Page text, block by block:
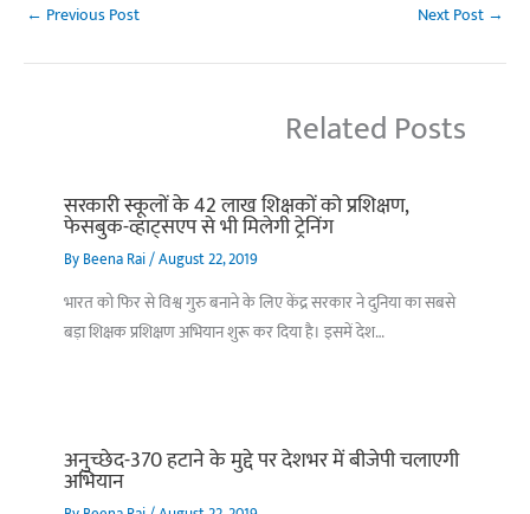
← Previous Post Next Post →
Related Posts
सरकारी स्कूलों के 42 लाख शिक्षकों को प्रशिक्षण,
फेसबुक-व्हाट्सएप से भी मिलेगी ट्रेनिंग
ByBeena Rai/August 22, 2019
भारत को फिर से विश्व गुरु बनाने के लिए केंद्र सरकार ने दुनिया का सबसे
बड़ा शिक्षक प्रशिक्षण अभियान शुरू कर दिया है। इसमें देश…
अनुच्छेद-370 हटाने के मुद्दे पर देशभर में बीजेपी चलाएगी
अभियान